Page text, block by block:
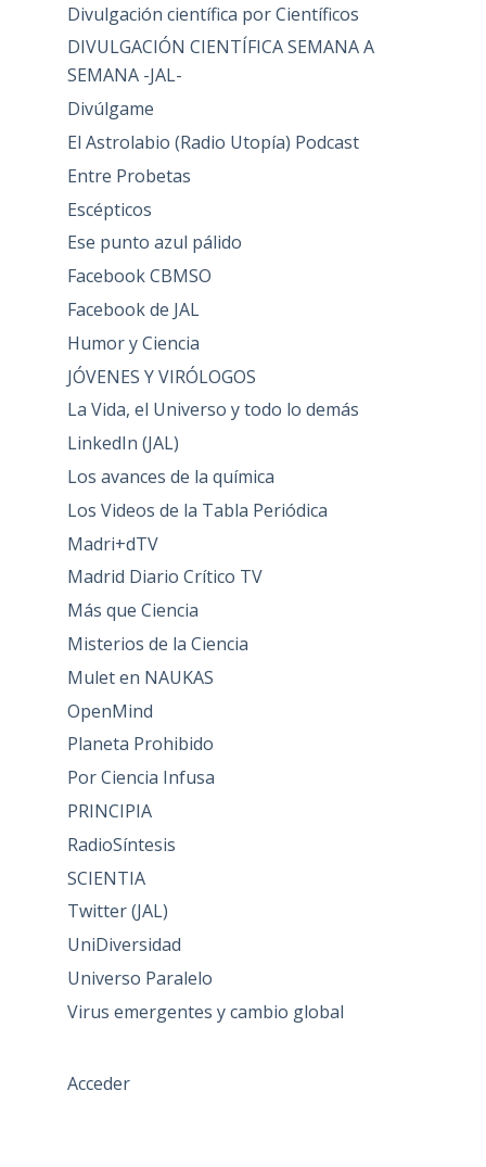
Divulgación científica por Científicos
DIVULGACIÓN CIENTÍFICA SEMANA A
SEMANA -JAL-
Divúlgame
El Astrolabio (Radio Utopía) Podcast
Entre Probetas
Escépticos
Ese punto azul pálido
Facebook CBMSO
Facebook de JAL
Humor y Ciencia
JÓVENES Y VIRÓLOGOS
La Vida, el Universo y todo lo demás
LinkedIn (JAL)
Los avances de la química
Los Videos de la Tabla Periódica
Madri+dTV
Madrid Diario Crítico TV
Más que Ciencia
Misterios de la Ciencia
Mulet en NAUKAS
OpenMind
Planeta Prohibido
Por Ciencia Infusa
PRINCIPIA
RadioSíntesis
SCIENTIA
Twitter (JAL)
UniDiversidad
Universo Paralelo
Virus emergentes y cambio global
Acceder